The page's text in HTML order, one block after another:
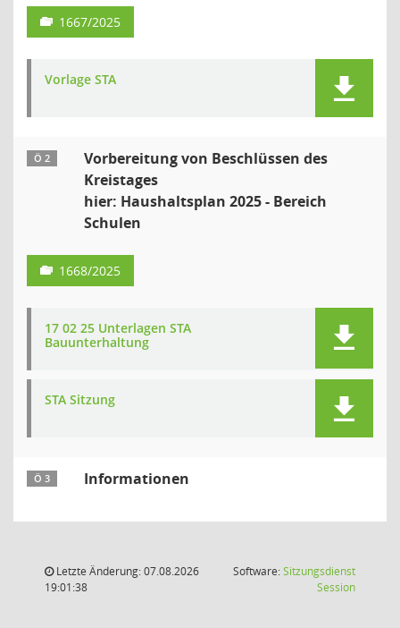
1667/2025
Vorlage STA
Ö 2
Vorbereitung von Beschlüssen des
Kreistages
hier: Haushaltsplan 2025 - Bereich
Schulen
1668/2025
17 02 25 Unterlagen STA
Bauunterhaltung
STA Sitzung
Ö 3 Informationen
Letzte Änderung: 07.08.2026
19:01:38
Software:Sitzungsdienst
Session(Wird in